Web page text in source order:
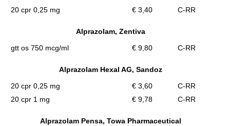
20 cpr 0,25 mg
€ 3,40 C-RR
Alprazolam, Zentiva
gtt os 750 mcg/ml
€ 9,80 C-RR
Alprazolam Hexal AG, Sandoz
20 cpr 0,25 mg
€ 3,60
C-RR
20 cpr 1 mg
€ 9,78 C-RR
Alprazolam Pensa, Towa Pharmaceutical